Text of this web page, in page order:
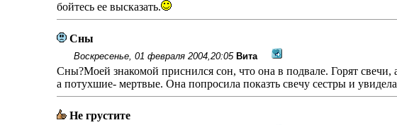
бойтесь ее высказать.
Сны
Воскресенье, 01 февраля 2004,20:05 Вита
Сны?Моей знакомой приснился сон, что она в подвале. Горят
а потухшие- мертвые. Она попросила показть свечу сестры и
Не грустите